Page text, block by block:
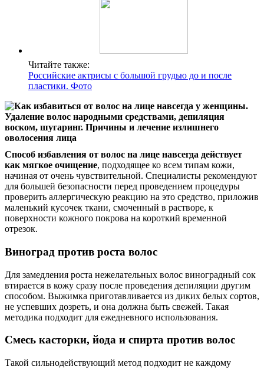
Читайте также:
Российские актрисы с большой грудью до и после
пластики. Фото
Способ избавления от волос на лице навсегда действует
как мягкое очищение, подходящее ко всем типам кожи,
начиная от очень чувствительной. Специалисты рекомендуют
для большей безопасности перед проведением процедуры
проверить аллергическую реакцию на это средство, приложив
маленький кусочек ткани, смоченный в растворе, к
поверхности кожного покрова на короткий временной
отрезок.
Виноград против роста волос
Для замедления роста нежелательных волос виноградный сок
втирается в кожу сразу после проведения депиляции другим
способом. Выжимка приготавливается из диких белых сортов,
не успевших дозреть, и она должна быть свежей. Такая
методика подходит для ежедневного использования.
Смесь касторки, йода и спирта против волос
Такой сильнодействующий метод подходит не каждому